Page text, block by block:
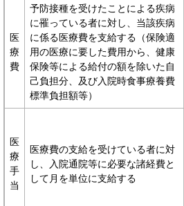
医
療
費
予防接種を受けたことによる疾病
に罹っている者に対し、当該疾病
に係る医療費を支給する（保険適
用の医療に要した費用から、健康
保険等による給付の額を除いた自
己負担分、及び入院時食事療養費
標準負担額等）
医
療
手
当
医療費の支給を受けている者に対
し、入院通院等に必要な諸経費と
して月を単位に支給する